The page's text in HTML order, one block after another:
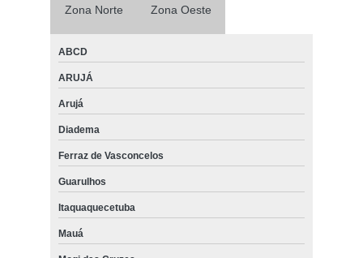
Zona Norte Zona Oeste
ABCD
ARUJÁ
Arujá
Diadema
Ferraz de Vasconcelos
Guarulhos
Itaquaquecetuba
Mauá